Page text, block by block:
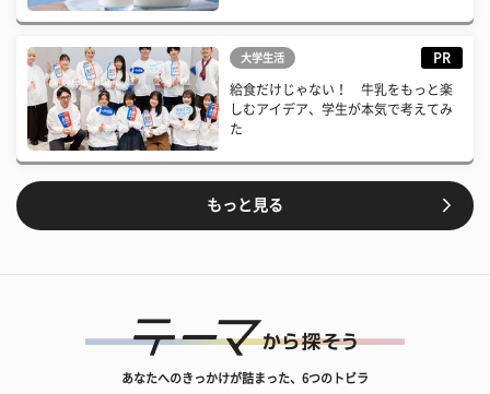
大学生活 PR
給食だけじゃない！ 牛乳をもっと楽
しむアイデア、学生が本気で考えてみ
た
もっと見る
あなたへのきっかけが詰まった、6つのトビラ